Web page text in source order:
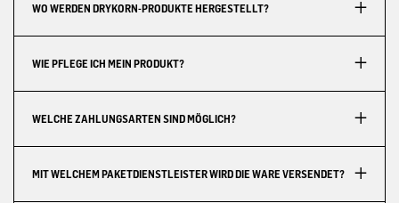
WO WERDEN DRYKORN-PRODUKTE HERGESTELLT?
WIE PFLEGE ICH MEIN PRODUKT?
WELCHE ZAHLUNGSARTEN SIND MÖGLICH?
MIT WELCHEM PAKETDIENSTLEISTER WIRD DIE WARE VERSENDET?